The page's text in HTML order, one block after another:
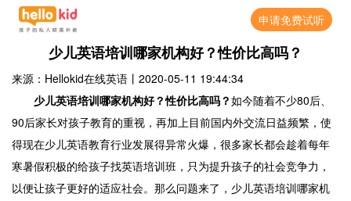
申请免费试听
少儿英语培训哪家机构好？性价比高吗？
来源：Hellokid在线英语 丨 2020-05-11 19:44:34
少儿英语培训哪家机构好？性价比高吗？如今随着不少80后、
90后家长对孩子教育的重视，再加上目前国内外交流日益频繁，使
得现在少儿英语教育行业发展得异常火爆，很多家长都会趁着每年
寒暑假积极的给孩子找英语培训班，只为提升孩子的社会竞争力，
以便让孩子更好的适应社会。那么问题来了，少儿英语培训哪家机